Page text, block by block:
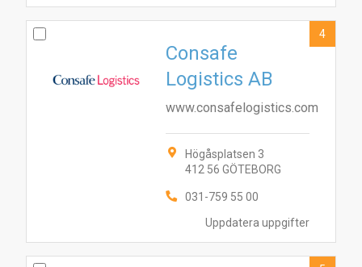
Uppdatera uppgifter
Consafe
Logistics AB
www.consafelogistics.com
Högåsplatsen 3
412 56 GÖTEBORG
031-759 55 00
4